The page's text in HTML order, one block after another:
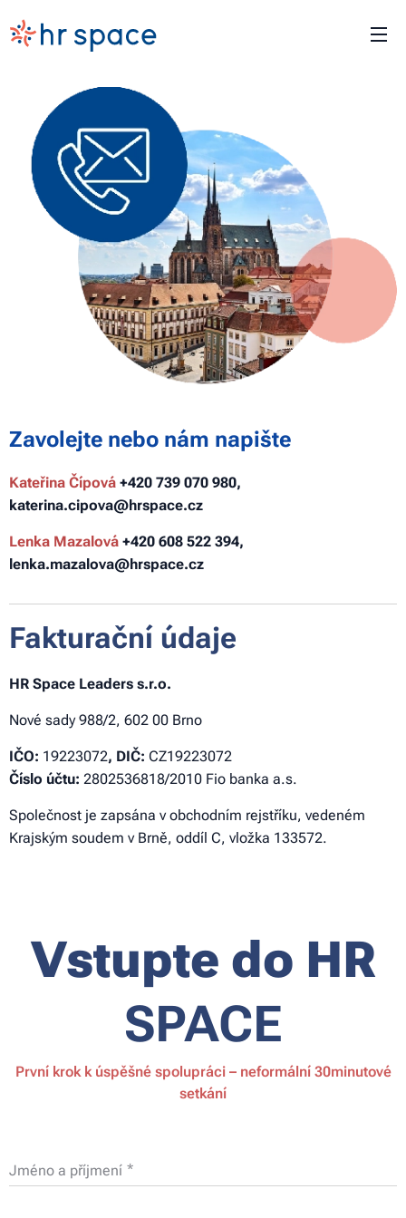
Zavolejte nebo nám napište
Kateřina Čípová +420 739 070 980,
katerina.cipova@hrspace.cz
Lenka Mazalová +420 608 522 394,
lenka.mazalova@hrspace.cz
Fakturační údaje
HR Space Leaders s.r.o.
Nové sady 988/2, 602 00 Brno
IČO: 19223072, DIČ: CZ19223072
Číslo účtu: 2802536818/2010 Fio banka a.s.
Společnost je zapsána v obchodním rejstříku, vedeném
Krajským soudem v Brně, oddíl C, vložka 133572.
Vstupte do HR
SPACE
První krok k úspěšné spolupráci – neformální 30minutové
setkání
Jméno a příjmení